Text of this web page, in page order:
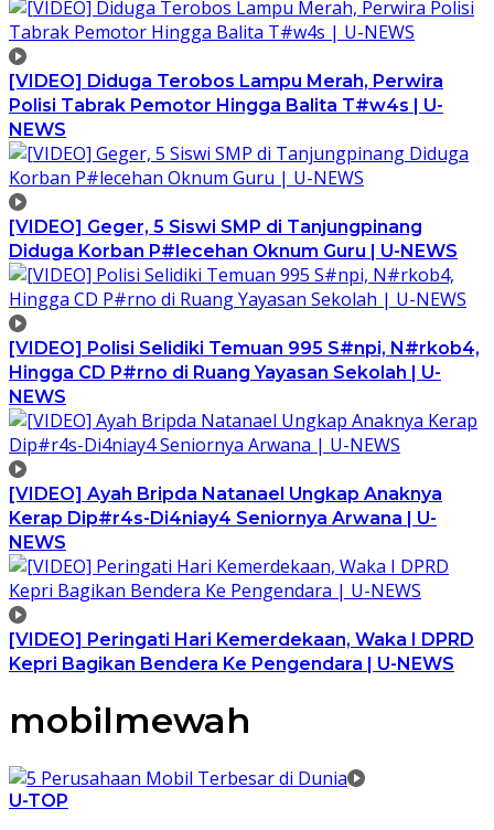
[VIDEO] Diduga Terobos Lampu Merah, Perwira
Polisi Tabrak Pemotor Hingga Balita T#w4s | U-
NEWS
[VIDEO] Geger, 5 Siswi SMP di Tanjungpinang
Diduga Korban P#lecehan Oknum Guru | U-NEWS
[VIDEO] Polisi Selidiki Temuan 995 S#npi, N#rkob4,
Hingga CD P#rno di Ruang Yayasan Sekolah | U-
NEWS
[VIDEO] Ayah Bripda Natanael Ungkap Anaknya
Kerap Dip#r4s-Di4niay4 Seniornya Arwana | U-
NEWS
[VIDEO] Peringati Hari Kemerdekaan, Waka I DPRD
Kepri Bagikan Bendera Ke Pengendara | U-NEWS
mobilmewah
U-TOP